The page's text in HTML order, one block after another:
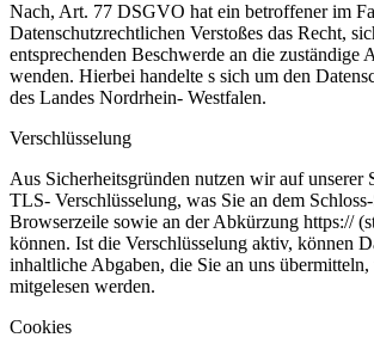
Nach, Art. 77 DSGVO hat ein betroffener im
Datenschutzrechtlichen Verstoßes das Recht,
entsprechenden Beschwerde an die zuständige
wenden. Hierbei handelte s sich um den
des Landes Nordrhein- Westfalen.
Verschlüsselung
Aus Sicherheitsgründen nutzen wir auf unserer
TLS- Verschlüsselung, was Sie an dem
Browserzeile sowie an der Abkürzung https://
können. Ist die Verschlüsselung aktiv, können
inhaltliche Abgaben, die Sie an uns
mitgelesen werden.
Cookies